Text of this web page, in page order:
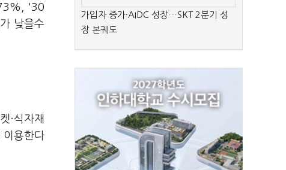
'30
낮을수
·식자재
용한다
가입자 증가·AIDC 성장…SKT 2분기 성
장 본궤도